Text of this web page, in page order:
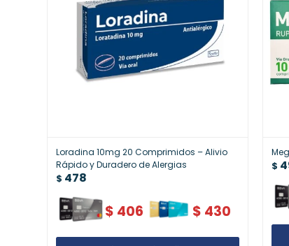
Loradina 10mg 20 Comprimidos – Alivio
Rápido y Duradero de Alergias
$ 478
$ 406 $ 430
$